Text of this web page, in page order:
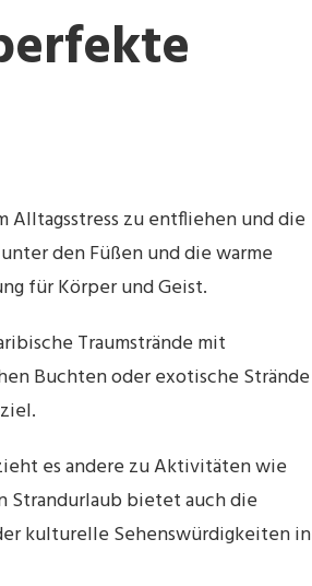
zu entfliehen und die
den Füßen und die warme
für Körper und Geist.
Traumstrände mit
Buchten oder exotische Strände
es andere zu Aktivitäten wie
Strandurlaub bietet auch die
kulturelle Sehenswürdigkeiten in